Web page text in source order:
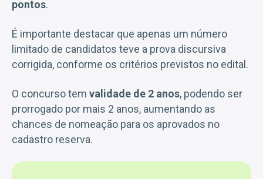
pontos.
É importante destacar que apenas um número
limitado de candidatos teve a prova discursiva
corrigida, conforme os critérios previstos no edital.
O concurso tem validade de 2 anos, podendo ser
prorrogado por mais 2 anos, aumentando as
chances de nomeação para os aprovados no
cadastro reserva.